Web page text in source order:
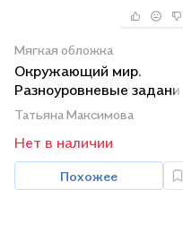
Мягкая обложка
Окружающий мир.
Разноуровневые задания.
1 класс
Татьяна Максимова
Нет в наличии
Похожее